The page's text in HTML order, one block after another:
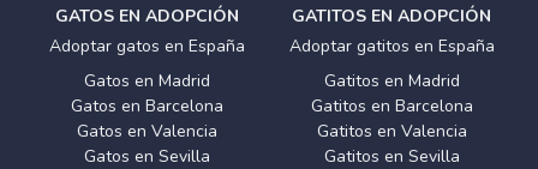
GATOS EN ADOPCIÓN
Adoptar gatos en España
Gatos en Madrid
Gatos en Barcelona
Gatos en Valencia
Gatos en Sevilla
GATITOS EN ADOPCIÓN
Adoptar gatitos en España
Gatitos en Madrid
Gatitos en Barcelona
Gatitos en Valencia
Gatitos en Sevilla